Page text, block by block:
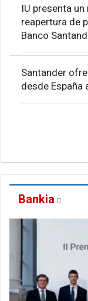
IU presenta
reapertura de
Banco
Santander
desde España
Bankia